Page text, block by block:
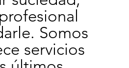
Somos
servicios